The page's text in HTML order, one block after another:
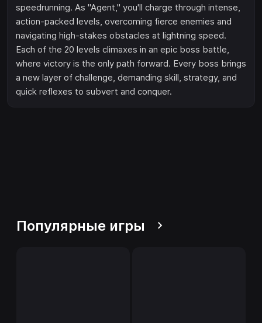
speedrunning. As "Agent," you'll charge through intense,
action-packed levels, overcoming fierce enemies and
navigating high-stakes obstacles at lightning speed.
Each of the 20 levels climaxes in an epic boss battle,
where victory is the only path forward. Every boss brings
a new layer of challenge, demanding skill, strategy, and
quick reflexes to subvert and conquer.
Популярные игры